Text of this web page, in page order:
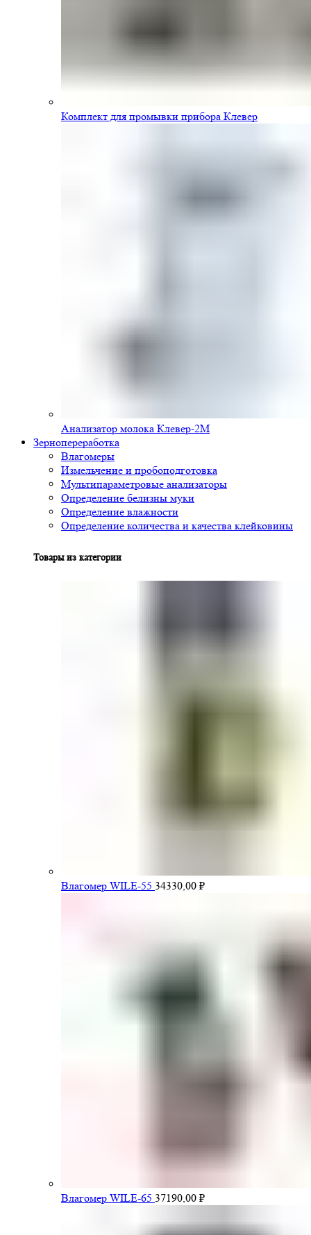
Комплект для промывки прибора Клевер
Анализатор молока Клевер-2М
Зернопереработка
Влагомеры
Измельчение и пробоподготовка
Мультипараметровые анализаторы
Определение белизны муки
Определение влажности
Определение количества и качества клейковины
Товары из категории
Влагомер WILE-55 34330,00 ₽
Влагомер WILE-65 37190,00 ₽